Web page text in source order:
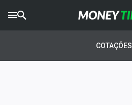
AGROTIMES
COTAÇÕES